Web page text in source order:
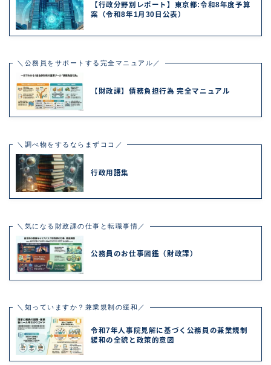
【行政分野別レポート】東京都:令和8年度予算
案（令和8年1月30日公表）
＼公務員をサポートする完全マニュアル／
【財政課】債務負担行為 完全マニュアル
＼調べ物をするならまずココ／
行政用語集
＼気になる財政課の仕事と転職事情／
公務員のお仕事図鑑（財政課）
＼知っていますか？兼業規制の緩和／
令和7年人事院見解に基づく公務員の兼業規制
緩和の全貌と政策的意図